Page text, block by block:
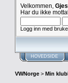
Velkommen,
Har du ikke
Logg inn med
HOVEDSIDE
VWNorge > Min